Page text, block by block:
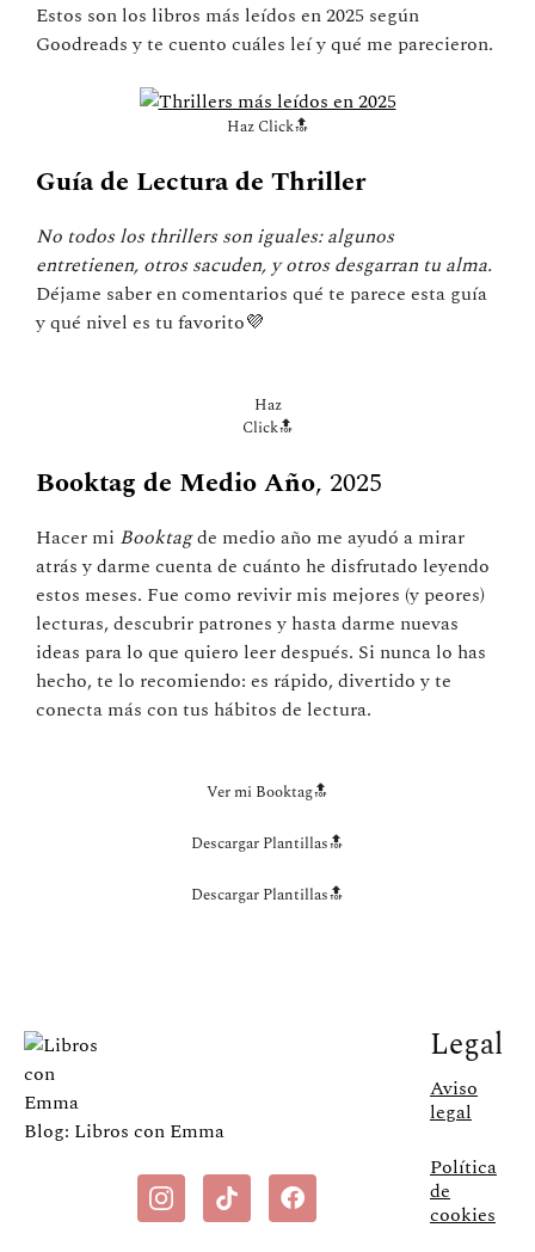
Estos son los libros más leídos en 2025 según
Goodreads y te cuento cuáles leí y qué me parecieron.
Haz Click🔝
Guía de Lectura de Thriller
No todos los thrillers son iguales: algunos
entretienen, otros sacuden, y otros desgarran tu alma.
Déjame saber en comentarios qué te parece esta guía
y qué nivel es tu favorito💜
Haz
Click🔝
Booktag de Medio Año, 2025
Hacer mi Booktagde medio año me ayudó a mirar
atrás y darme cuenta de cuánto he disfrutado leyendo
estos meses. Fue como revivir mis mejores (y peores)
lecturas, descubrir patrones y hasta darme nuevas
ideas para lo que quiero leer después. Si nunca lo has
hecho, te lo recomiendo: es rápido, divertido y te
conecta más con tus hábitos de lectura.
Ver mi Booktag🔝
Descargar Plantillas🔝
Descargar Plantillas🔝
Blog: Libros con Emma
Legal
Aviso
legal
Política
de
cookies